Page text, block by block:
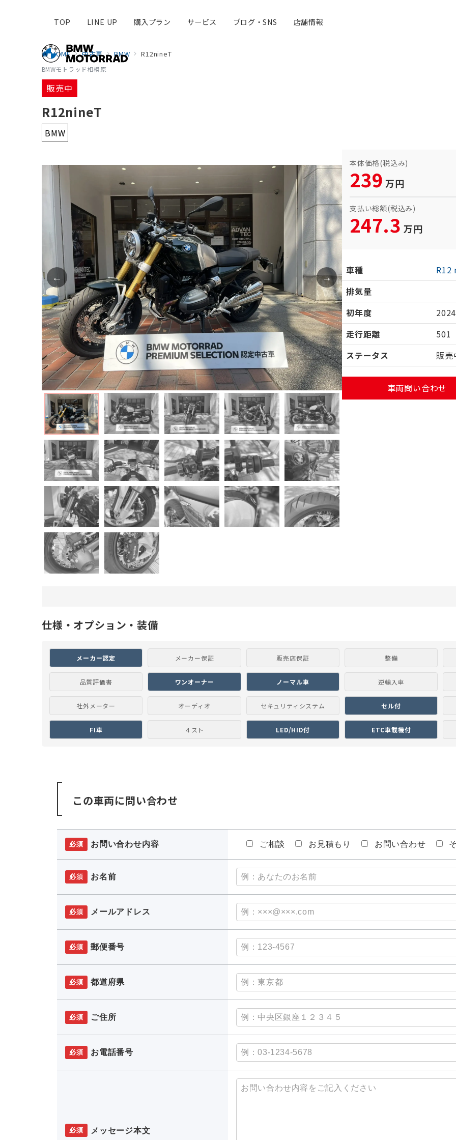
BMWモトラッド相模原
TOP LINE UP 購入プラン サービス ブログ・SNS 店舗情報
HOME 中古車 BMW R12nineT
販売中
R12nineT
BMW
本体価格(税込み)
239 万円
支払い総額(税込み)
247.3 万円
車種
R12
排気量
初年度
2024
走行距離
501
ステータス
販売
車両問い合わせ
仕様・オプション・装備
メーカー認定 メーカー保証 販売店保証 整備
品質評価書 ワンオーナー ノーマル車 逆輸入車
社外メーター オーディオ セキュリティシステム セル付
FI車 ４スト LED/HID付 ETC車載機付
この車両に問い合わせ
必須 お問い合わせ内容 ご相談 お見積もり お問い合わせ
必須 お名前
必須 メールアドレス
必須 郵便番号
必須 都道府県
必須 ご住所
必須 お電話番号
必須 メッセージ本文